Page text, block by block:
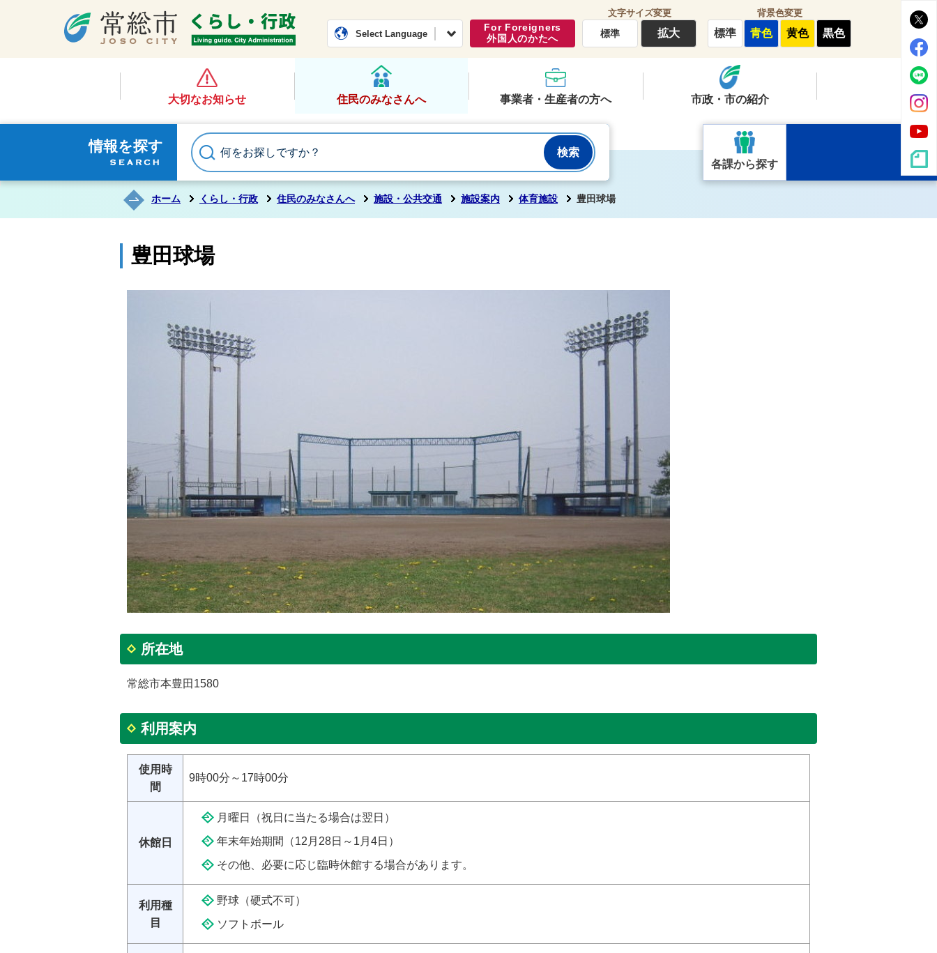
常総市公式ホームページくらし・行政
Select Language
For Foreigners
外国人のかたへ
文字サイズ変更
標準 拡大
背景色変更
標準 青色 黄色 黒色
大切なお知らせ 住民のみなさんへ 事業者・生産者の方へ 市政・市の紹介
情報を探す
各課から探す
ホーム くらし・行政 住民のみなさんへ 施設・公共交通 施設案内 体育施設 豊田球場
豊田球場
所在地
常総市本豊田1580
利用案内
使用時
間
9時00分～17時00分
休館日
月曜日（祝日に当たる場合は翌日）
年末年始期間（12月28日～1月4日）
その他、必要に応じ臨時休館する場合があります。
利用種
目
野球（硬式不可）
ソフトボール